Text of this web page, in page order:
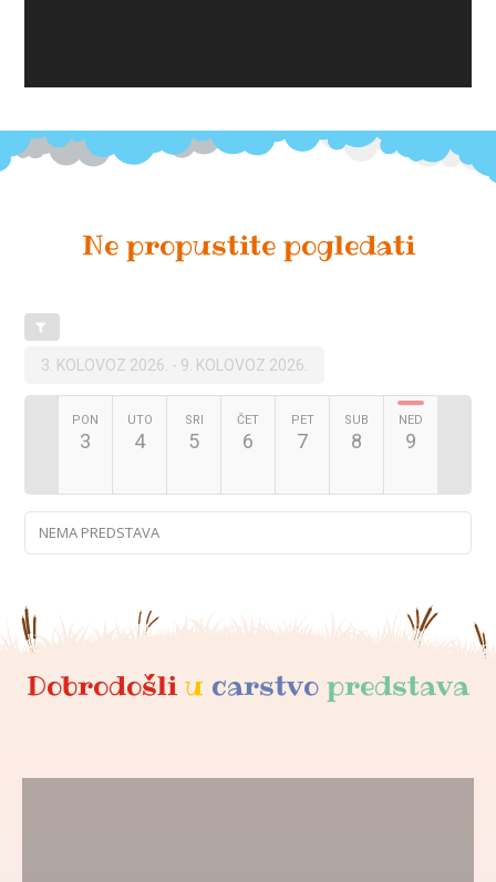
Ne propustite pogledati
3. KOLOVOZ 2026. - 9. KOLOVOZ 2026.
PON
3
UTO
4
SRI
5
ČET
6
PET
7
SUB
8
NED
9
NEMA PREDSTAVA
Dobrodošli u carstvo predstava